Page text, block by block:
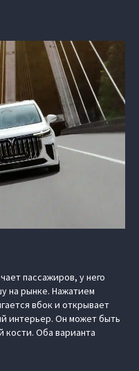
пассажиров, у него
на рынке. Нажатием
вбок и открывает
интерьер. Он может быть
кости. Оба варианта